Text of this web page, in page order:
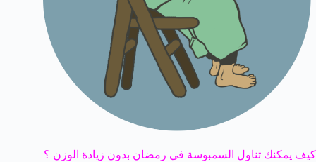
كيف يمكنك تناول السمبوسة في رمضان بدون زيادة الوزن ؟